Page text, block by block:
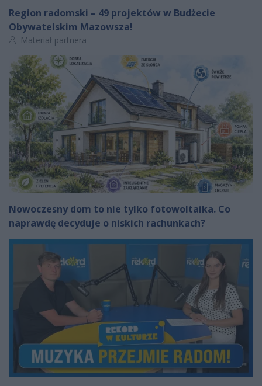
Region radomski – 49 projektów w Budżecie
Obywatelskim Mazowsza!
Autor artykułu:
Materiał partnera
Nowoczesny dom to nie tylko fotowoltaika. Co
naprawdę decyduje o niskich rachunkach?